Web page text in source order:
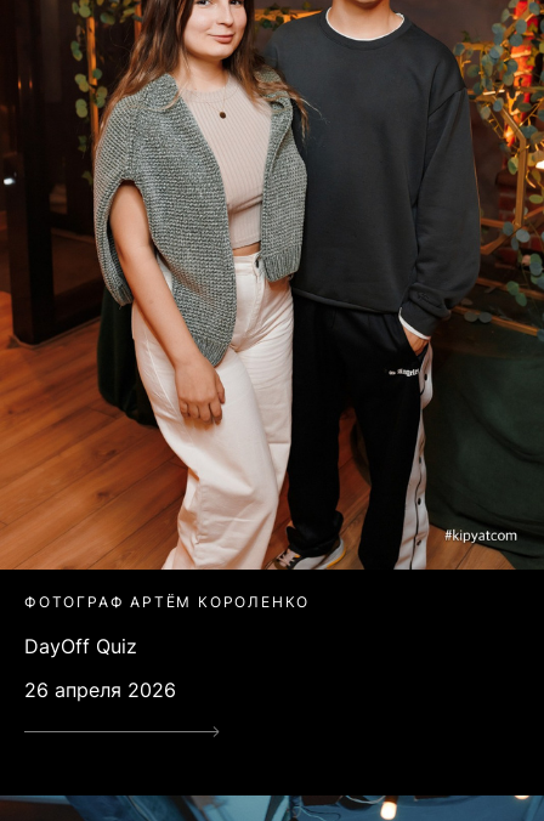
ФОТОГРАФ АРТЁМ КОРОЛЕНКО
DayOff Quiz
26 апреля 2026